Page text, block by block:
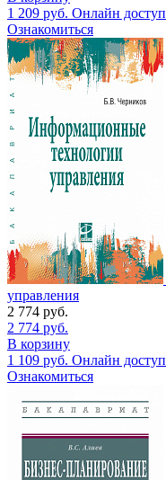
1 209 руб. Онлайн доступ
Ознакомиться
управления
2 774 руб.
2 774 руб.
В корзину
1 109 руб. Онлайн доступ
Ознакомиться